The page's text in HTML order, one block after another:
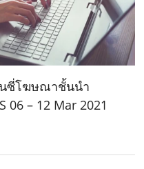
นซี่โฆษณาชั้นนำ
06 – 12 Mar 2021